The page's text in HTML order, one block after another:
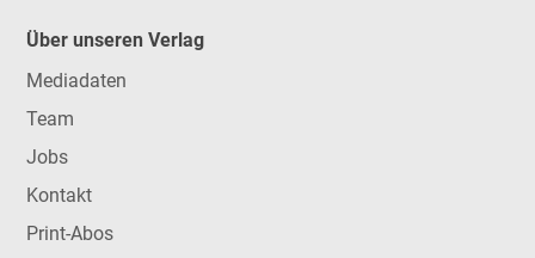
Über unseren Verlag
Mediadaten
Team
Jobs
Kontakt
Print-Abos